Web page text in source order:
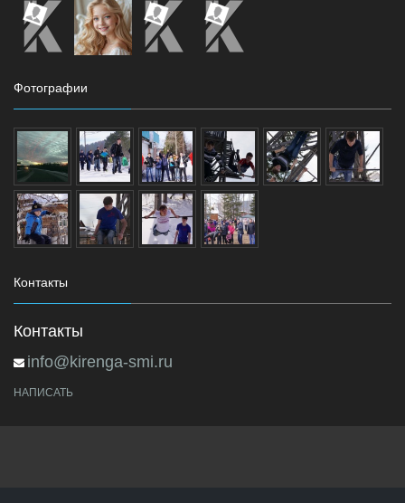
Фотографии
Контакты
Контакты
info@kirenga-smi.ru
НАПИСАТЬ